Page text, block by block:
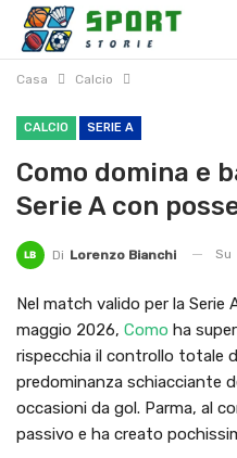
Casa Calcio
CALCIO SERIE A
Como domina e
Serie A con
Di Lorenzo Bianchi Su
Nel match valido per la Serie
maggio 2026, Como ha
rispecchia il controllo totale
predominanza schiacciante
occasioni da gol. Parma, al
passivo e ha creato